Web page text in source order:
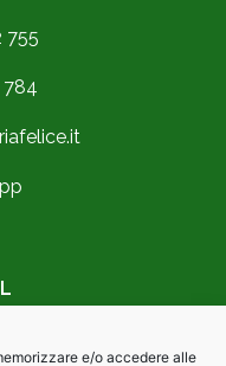
e/o accedere alle
755
784